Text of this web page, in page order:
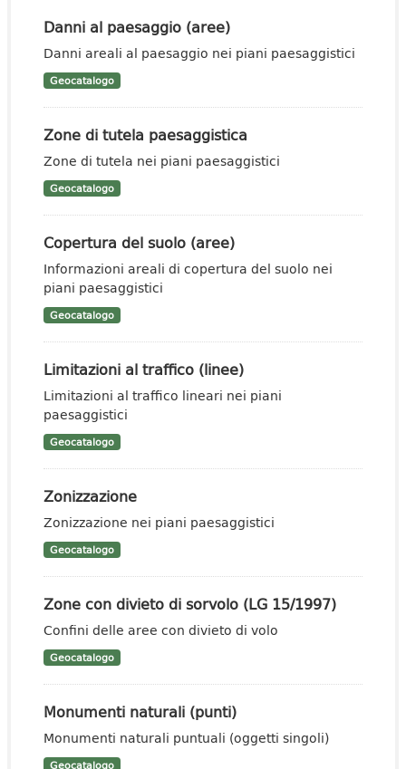
Danni al paesaggio (aree)
Danni areali al paesaggio nei piani paesaggistici
Geocatalogo
Zone di tutela paesaggistica
Zone di tutela nei piani paesaggistici
Geocatalogo
Copertura del suolo (aree)
Informazioni areali di copertura del suolo nei
piani paesaggistici
Geocatalogo
Limitazioni al traffico (linee)
Limitazioni al traffico lineari nei piani
paesaggistici
Geocatalogo
Zonizzazione
Zonizzazione nei piani paesaggistici
Geocatalogo
Zone con divieto di sorvolo (LG 15/1997)
Confini delle aree con divieto di volo
Geocatalogo
Monumenti naturali (punti)
Monumenti naturali puntuali (oggetti singoli)
Geocatalogo